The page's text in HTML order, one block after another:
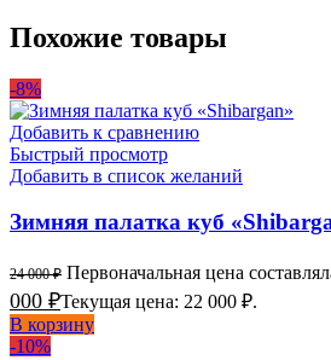
Похожие товары
-8%
Добавить к сравнению
Быстрый просмотр
Добавить в список желаний
Зимняя палатка куб
24 000₽ Первоначальная цена
000 ₽Текущая цена: 22 000 ₽.
В корзину
-10%